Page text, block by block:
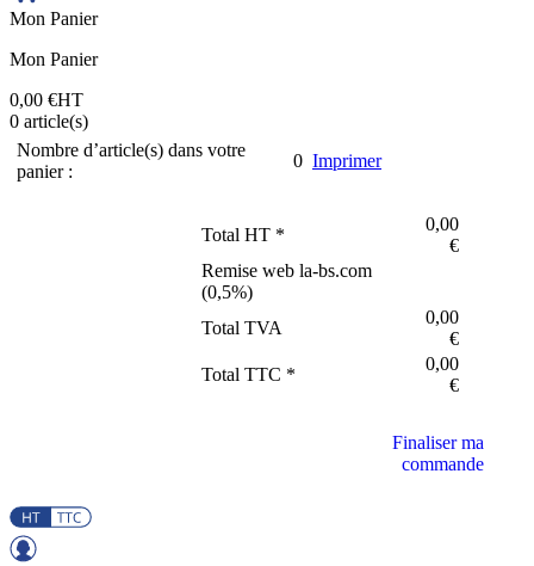
Mon Panier
Mon Panier
0,00 €HT
0 article(s)
Nombre d’article(s) dans votre
panier :
0 Imprimer
Total HT *
0,00
€
Remise web la-bs.com
(0,5%)
Total TVA
0,00
€
Total TTC *
0,00
€
Finaliser ma
commande